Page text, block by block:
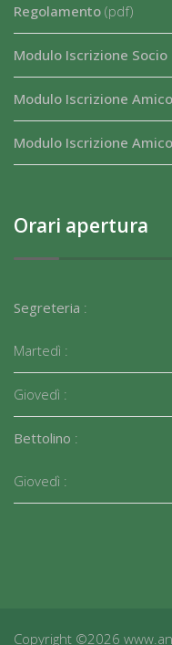
Regolamento (pdf)
Modulo Iscrizione
Modulo Iscrizione
Modulo Iscrizione
Orari apertura
Segreteria :
Martedì :
Giovedì :
Bettolino :
Giovedì :
Copyright ©2026